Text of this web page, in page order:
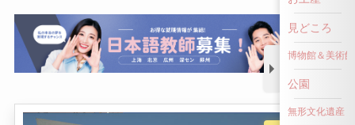
見どころ
博物館＆美術館
公園
無形文化遺産